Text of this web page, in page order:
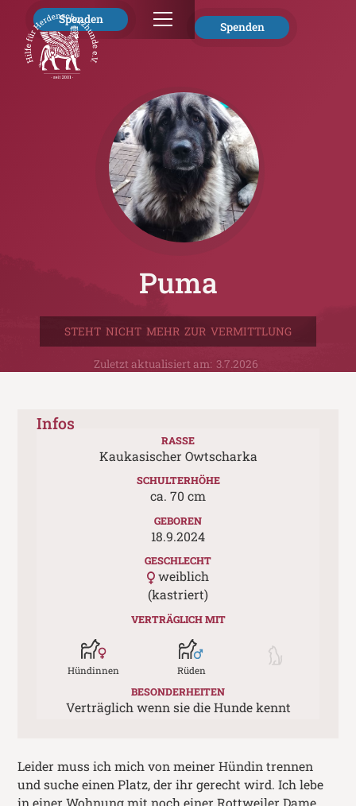
Spenden
Spenden
Puma
STEHT NICHT MEHR ZUR VERMITTLUNG
Zuletzt aktualisiert am: 3.7.2026
Leider muss ich mich von meiner Hündin trennen
und suche einen Platz, der ihr gerecht wird. Ich lebe
in einer Wohnung mit noch einer Rottweiler Dame
Infos
RASSE
Kaukasischer Owtscharka
SCHULTERHÖHE
ca. 70 cm
GEBOREN
18.9.2024
GESCHLECHT
weiblich
(kastriert)
VERTRÄGLICH MIT
Hündinnen Rüden
BESONDERHEITEN
Verträglich wenn sie die Hunde kennt